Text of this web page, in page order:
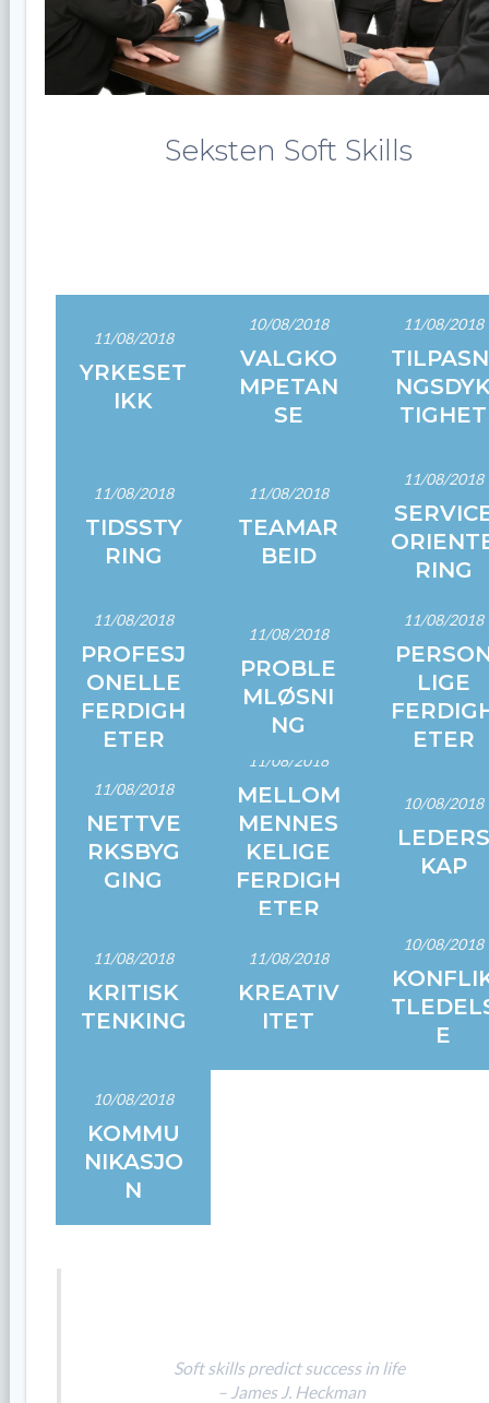
Seksten Soft Skills
11/08/2018
YRKESET
IKK
10/08/2018
VALGKO
MPETAN
SE
11/08/2018
TIGHET
11/08/2018
TIDSSTY
RING
11/08/2018
TEAMAR
BEID
11/08/2018
RING
11/08/2018
PROFESJ
ONELLE
FERDIGH
ETER
11/08/2018
PROBLE
MLØSNI
NG
11/08/2018
LIGE
ETER
11/08/2018
NETTVE
RKSBYG
GING
11/08/2018
MELLOM
MENNES
KELIGE
FERDIGH
ETER
10/08/2018
LEDERS
KAP
11/08/2018
KRITISK
TENKING
11/08/2018
KREATIV
ITET
10/08/2018
E
10/08/2018
KOMMU
NIKASJO
N
Soft skills predict success in life
– James J. Heckman